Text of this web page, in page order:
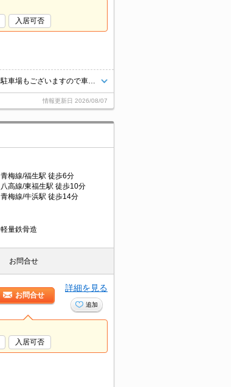
入居可否
情報更新日 2026/08/07
青梅線/福生駅 徒歩6分
八高線/東福生駅 徒歩10分
青梅線/牛浜駅 徒歩14分
軽量鉄骨造
お問合せ
お問合せ
詳細を見る
追加
入居可否